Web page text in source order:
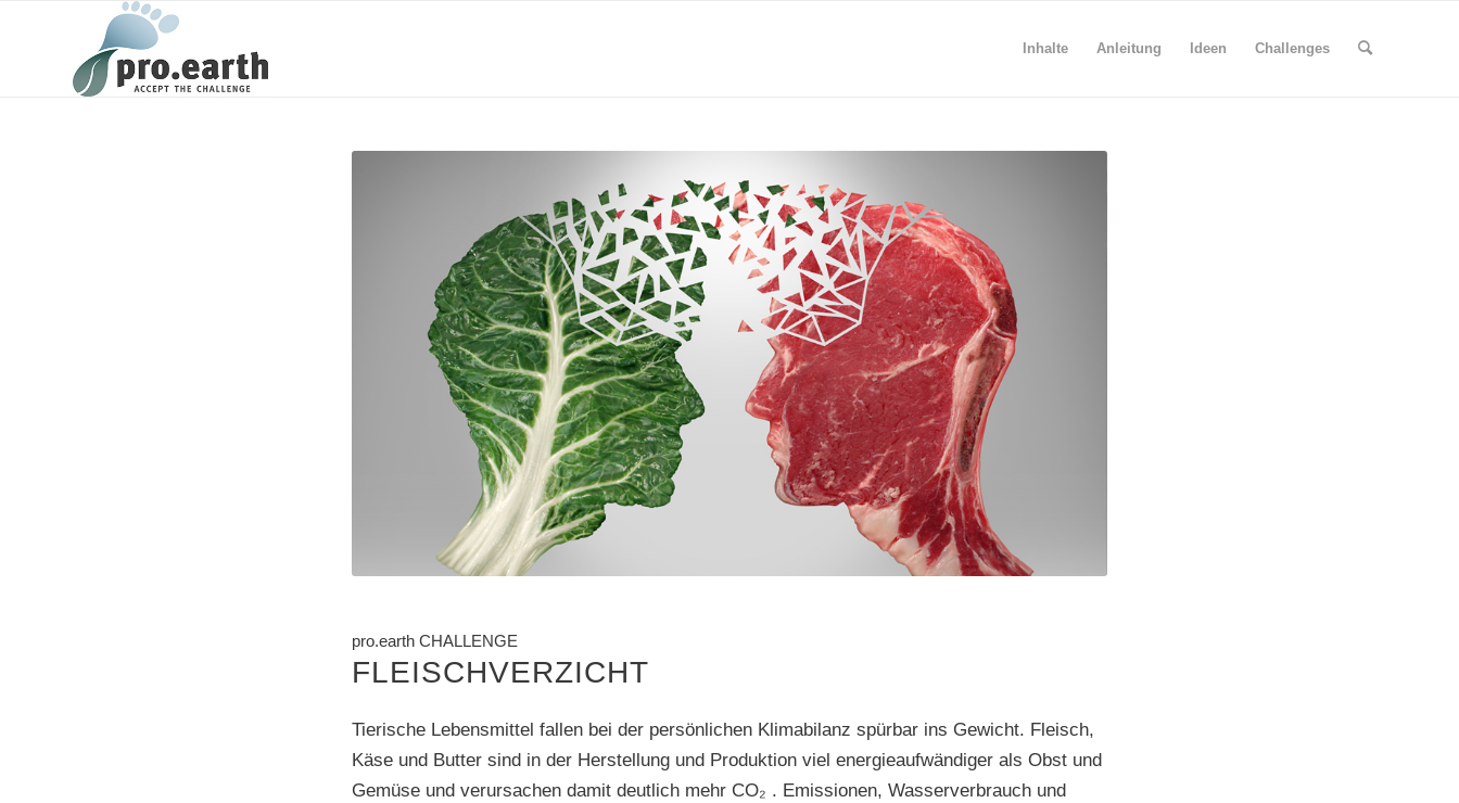
Inhalte Anleitung Ideen Challenges
pro.earth CHALLENGE
FLEISCHVERZICHT
Tierische Lebensmittel fallen bei der persönlichen Klimabilanz spürbar ins Gewicht. Fleisch,
Käse und Butter sind in der Herstellung und Produktion viel energieaufwändiger als Obst und
Gemüse und verursachen damit deutlich mehr CO₂ . Emissionen, Wasserverbrauch und